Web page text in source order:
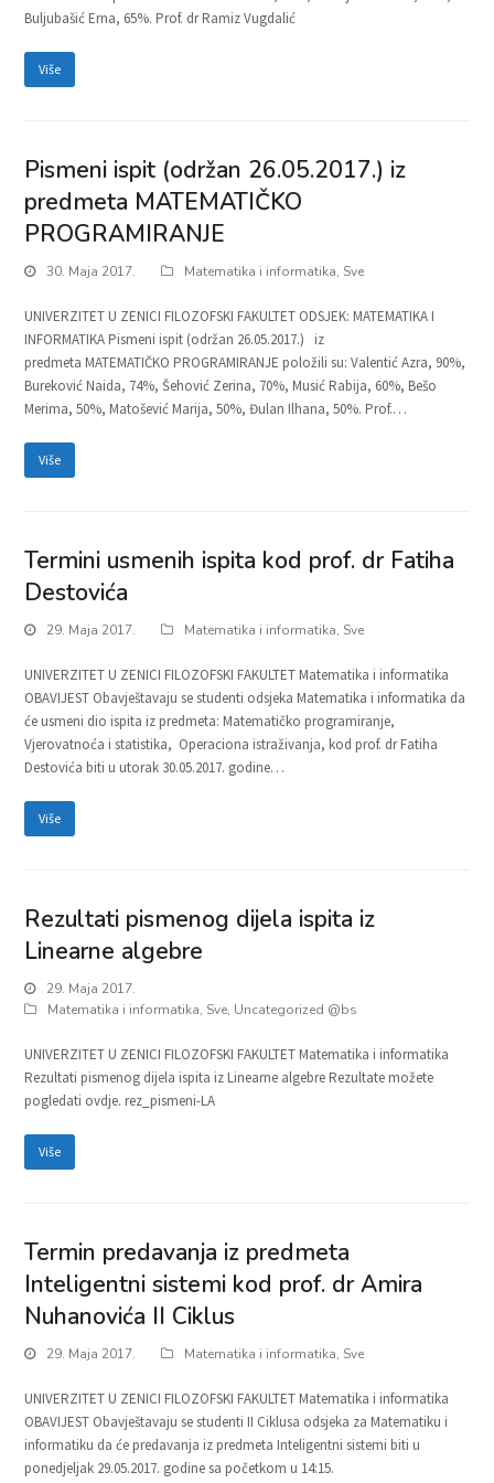
Buljubašić Erna, 65%. Prof. dr Ramiz Vugdalić
Više
Pismeni ispit (održan 26.05.2017.) iz
predmeta MATEMATIČKO
PROGRAMIRANJE
30. Maja 2017. Matematika i informatika, Sve
UNIVERZITET U ZENICI FILOZOFSKI FAKULTET ODSJEK: MATEMATIKA I
INFORMATIKA Pismeni ispit (održan 26.05.2017.) iz
predmeta MATEMATIČKO PROGRAMIRANJE položili su: Valentić Azra, 90%,
Bureković Naida, 74%, Šehović Zerina, 70%, Musić Rabija, 60%, Bešo
Merima, 50%, Matošević Marija, 50%, Đulan Ilhana, 50%. Prof.…
Više
Termini usmenih ispita kod prof. dr Fatiha
Destovića
29. Maja 2017. Matematika i informatika, Sve
UNIVERZITET U ZENICI FILOZOFSKI FAKULTET Matematika i informatika
OBAVIJEST Obavještavaju se studenti odsjeka Matematika i informatika da
će usmeni dio ispita iz predmeta: Matematičko programiranje,
Vjerovatnoća i statistika, Operaciona istraživanja, kod prof. dr Fatiha
Destovića biti u utorak 30.05.2017. godine…
Više
Rezultati pismenog dijela ispita iz
Linearne algebre
29. Maja 2017.
Matematika i informatika, Sve, Uncategorized @bs
UNIVERZITET U ZENICI FILOZOFSKI FAKULTET Matematika i informatika
Rezultati pismenog dijela ispita iz Linearne algebre Rezultate možete
pogledati ovdje. rez_pismeni-LA
Više
Termin predavanja iz predmeta
Inteligentni sistemi kod prof. dr Amira
Nuhanovića II Ciklus
29. Maja 2017. Matematika i informatika, Sve
UNIVERZITET U ZENICI FILOZOFSKI FAKULTET Matematika i informatika
OBAVIJEST Obavještavaju se studenti II Ciklusa odsjeka za Matematiku i
informatiku da će predavanja iz predmeta Inteligentni sistemi biti u
ponedjeljak 29.05.2017. godine sa početkom u 14:15.